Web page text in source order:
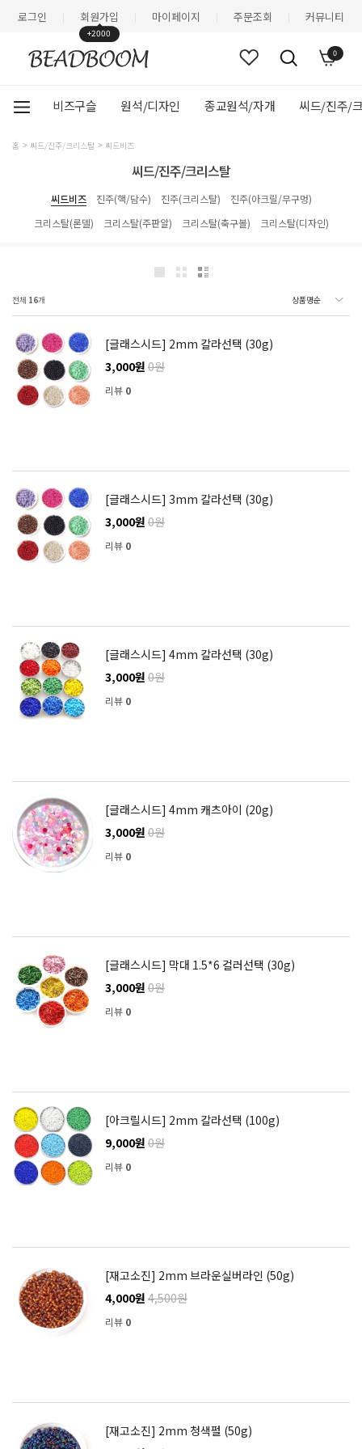
로그인 회원가입
+2000
마이페이지 주문조회 커뮤니티
0
비즈구슬 원석/디자인 종교원석/자개 씨드/진주/
홈 씨드/진주/크리스탈 씨드비즈
씨드/진주/크리스탈
씨드비즈 진주(핵/담수) 진주(크리스탈)
진주(아크릴/무구멍)
크리스탈(론델)
크리스탈(주판알) 크리스탈(축구볼) 크리스탈(디자인)
전체 16개
[글래스시드] 2mm 칼라선택 (30g)
3,000원 0원
리뷰 0
[글래스시드] 3mm 칼라선택 (30g)
3,000원 0원
리뷰 0
[글래스시드] 4mm 칼라선택 (30g)
3,000원 0원
리뷰 0
[글래스시드] 4mm 캐츠아이 (20g)
3,000원 0원
리뷰 0
[글래스시드] 막대 1.5*6 컬러선택 (30g)
3,000원 0원
리뷰 0
[아크릴시드] 2mm 칼라선택 (100g)
9,000원 0원
리뷰 0
[재고소진] 2mm 브라운실버라인 (50g)
4,000원 4,500원
리뷰 0
[재고소진] 2mm 청색펄 (50g)